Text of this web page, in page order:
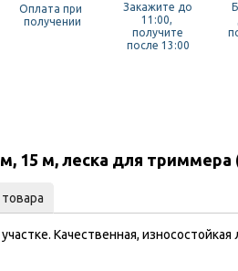
Оплата при
получении
Закажите до
11:00,
получите
после 13:00
15 м, леска для триммера
Качественная,